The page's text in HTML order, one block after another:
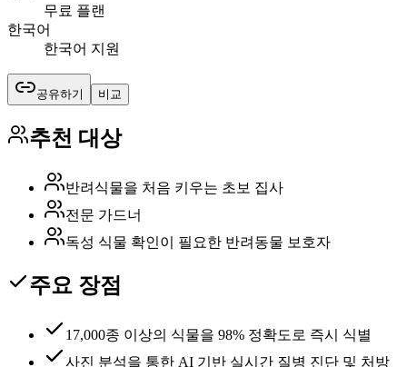
무료 플랜
한국어
한국어 지원
공유하기 비교
추천 대상
반려식물을 처음 키우는 초보 집사
전문 가드너
독성 식물 확인이 필요한 반려동물 보호자
주요 장점
17,000종 이상의 식물을 98% 정확도로 즉시 식별
사진 분석을 통한 AI 기반 실시간 질병 진단 및 처방